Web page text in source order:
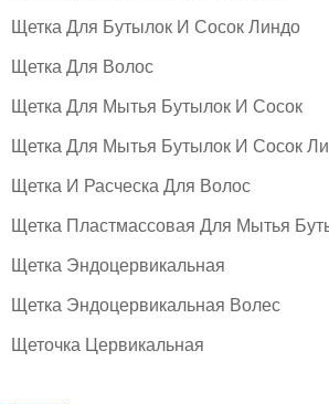
Щетка Для Бутылок И Сосок Линдо
Щетка Для Волос
Щетка Для Мытья Бутылок И Сосок
Щетка Для Мытья Бутылок И Сосок
Щетка И Расческа Для Волос
Щетка Пластмассовая Для Мытья
Щетка Эндоцервикальная
Щетка Эндоцервикальная Волес
Щеточка Цервикальная